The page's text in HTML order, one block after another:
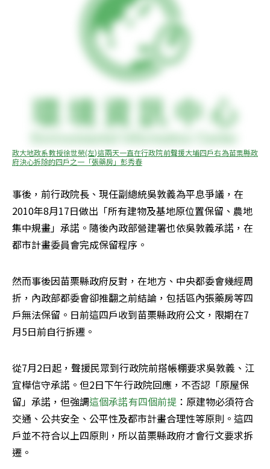
政大地政系教授徐世榮(左)這兩天一直在行政院前聲援大埔四戶右為苗栗縣政
府決心拆除的四戶之一「張藥房」彭秀春
事後，前行政院長、現任副總統吳敦義為平息爭議，在
2010年8月17日做出「所有建物及基地原位置保留、農地
集中規畫」承諾。隨後內政部營建署也依吳敦義承諾，在
都市計畫委員會完成保留程序。
然而事後因苗栗縣政府反對，在地方、中央都委會幾經周
折，內政部都委會卻推翻之前結論，包括區內張藥房等四
戶無法保留。日前這四戶收到苗栗縣政府公文，限期在7
月5日前自行拆遷。
從7月2日起，聲援民眾到行政院前搭帳棚要求吳敦義、江
宜樺信守承諾。但2日下午行政院回應，不否認「原屋保
留」承諾，但強調這個承諾有四個前提 ：原建物必須符合
交通、公共安全、公平性及都市計畫合理性等原則。這四
戶並不符合以上四原則，所以苗栗縣政府才會行文要求拆
遷。